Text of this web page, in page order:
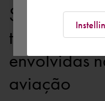
Soluções
todas as
envolvidas
aviação